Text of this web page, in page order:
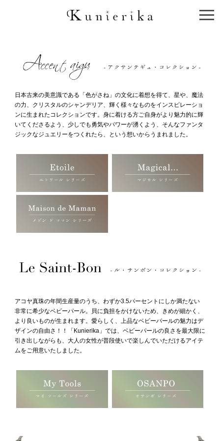
日本古来の美意識である「色がさね」の文化に着想を得て、星や、魔法
の力、クリスタルのシャンデリア、輝く様々なものをインスピレーショ
ンに生まれたコレクションです。身に着ける方ご自身がより魅力的に輝
いてくださるよう、少しでも勇気やパワーが湧くよう、そんなファンタ
ジックなジュエリーをつくれたら、という想いからうまれました。
アコヤ真珠の年間生産量のうち、わずか3.5パーセントにしか満たない
非常に希少なベビーパール。貝に負担をかけないため、きめが細かく、
より良いものが生まれます。愛らしく、上品なベビーパールの魅力はデ
ザインの自由さ！！「Kunierika」では、ベビーパールの良さを最大限に
引き出しながらも、大人の女性が普段使いで楽しんでいただけるアイテ
ムをご用意いたしました。